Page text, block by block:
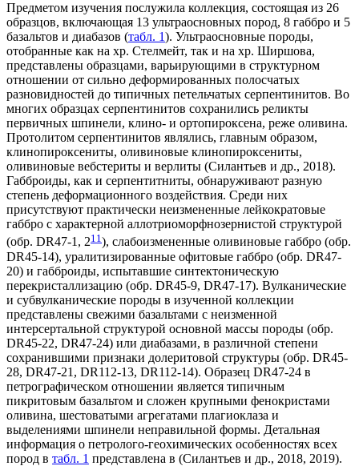
Предметом изучения послужила коллекция, состоящая из 26
образцов, включающая 13 ультраосновных пород, 8 габбро и 5
базальтов и диабазов (табл. 1). Ультраосновные породы,
отобранные как на хр. Стелмейт, так и на хр. Ширшова,
представлены образцами, варьирующими в структурном
отношении от сильно деформированных полосчатых
разновидностей до типичных петельчатых серпентинитов. Во
многих образцах серпентинитов сохранились реликты
первичных шпинели, клино- и ортопироксена, реже оливина.
Протолитом серпентинитов являлись, главным образом,
клинопироксениты, оливиновые клинопироксениты,
оливиновые вебстериты и верлиты (Силантьев и др., 2018).
Габброиды, как и серпентитниты, обнаруживают разную
степень деформационного воздействия. Среди них
присутствуют практически неизмененные лейкократовые
габбро с характерной аллотриоморфнозернистой структурой
(обр. DR47-1, 21 1 ), слабоизмененные оливиновые габбро (обр.
DR45-14), уралитизированные офитовые габбро (обр. DR47-
20) и габброиды, испытавшие синтектоническую
перекристаллизацию (обр. DR45-9, DR47-17). Вулканические
и субвулканические породы в изученной коллекции
представлены свежими базальтами с неизменной
интерсертальной структурой основной массы породы (обр.
DR45-22, DR47-24) или диабазами, в различной степени
сохранившими признаки долеритовой структуры (обр. DR45-
28, DR47-21, DR112-13, DR112-14). Образец DR47-24 в
петрографическом отношении является типичным
пикритовым базальтом и сложен крупными фенокристами
оливина, шестоватыми агрегатами плагиоклаза и
выделениями шпинели неправильной формы. Детальная
информация о петролого-геохимических особенностях всех
пород в табл. 1 представлена в (Силантьев и др., 2018, 2019).